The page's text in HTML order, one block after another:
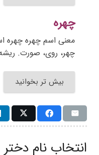
چهره
معنی اسم چهره چهره
چهر، روی، صورت.
بیش تر بخوانید
انتخاب نام